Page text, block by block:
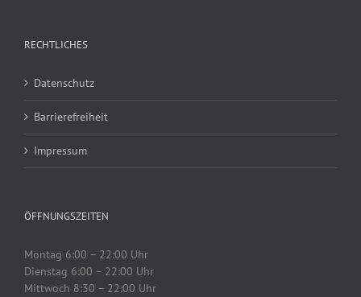
RECHTLICHES
Datenschutz
Barrierefreiheit
Impressum
ÖFFNUNGSZEITEN
Montag 6:00 – 22:00 Uhr
Dienstag 6:00 – 22:00 Uhr
Mittwoch 8:30 – 22:00 Uhr